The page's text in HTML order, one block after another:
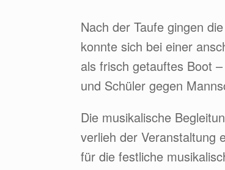
Nach der Taufe gingen
konnte sich bei einer
als frisch getauftes Boot
und Schüler gegen
Die musikalische
verlieh der Veranstaltung
für die festliche